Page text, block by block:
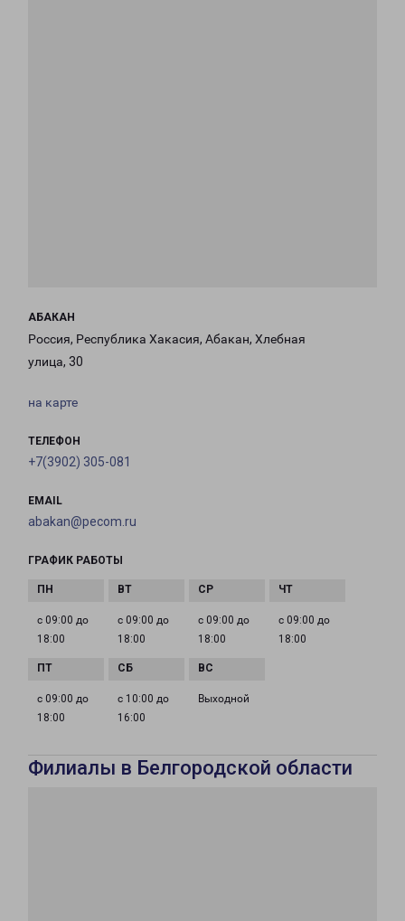
АБАКАН
Россия, Республика Хакасия, Абакан, Хлебная
улица, 30
на карте
ТЕЛЕФОН
+7(3902) 305-081
EMAIL
abakan@pecom.ru
ГРАФИК РАБОТЫ
с 09:00 до
18:00
с 09:00 до
18:00
с 09:00 до
18:00
с 09:00 до
18:00
с 09:00 до
18:00
с 10:00 до
16:00
Выходной
Филиалы в Белгородской области